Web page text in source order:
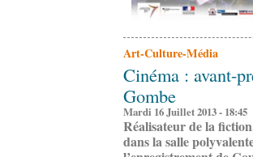
Art-Culture-Média
Cinéma : avant-
Gombe
Mardi 16 Juillet 2013 - 18:45
Réalisateur de la
dans la salle